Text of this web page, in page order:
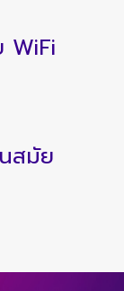
WiFi
สมัย